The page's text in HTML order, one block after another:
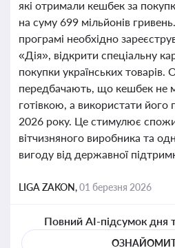
які отримали кешбек за
на суму 699 мільйонів
програмі необхідно
«Дія», відкрити спеціальну
покупки українських товарів.
передбачають, що кешбек не
готівкою, а використати його
2026 року. Це стимулює
вітчизняного виробника та
вигоду від державної
LIGA ZAKON,01 березня 2026
Повний AI-підсумок дня